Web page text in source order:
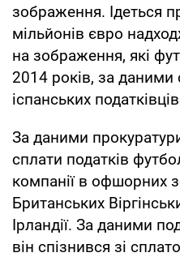
зображення. Ідеться
мільйонів євро
на зображення, які
2014 років, за даними
іспанських
За даними
сплати податків
компанії в офшорних
Британських
Ірландії. За даними
він спізнився зі